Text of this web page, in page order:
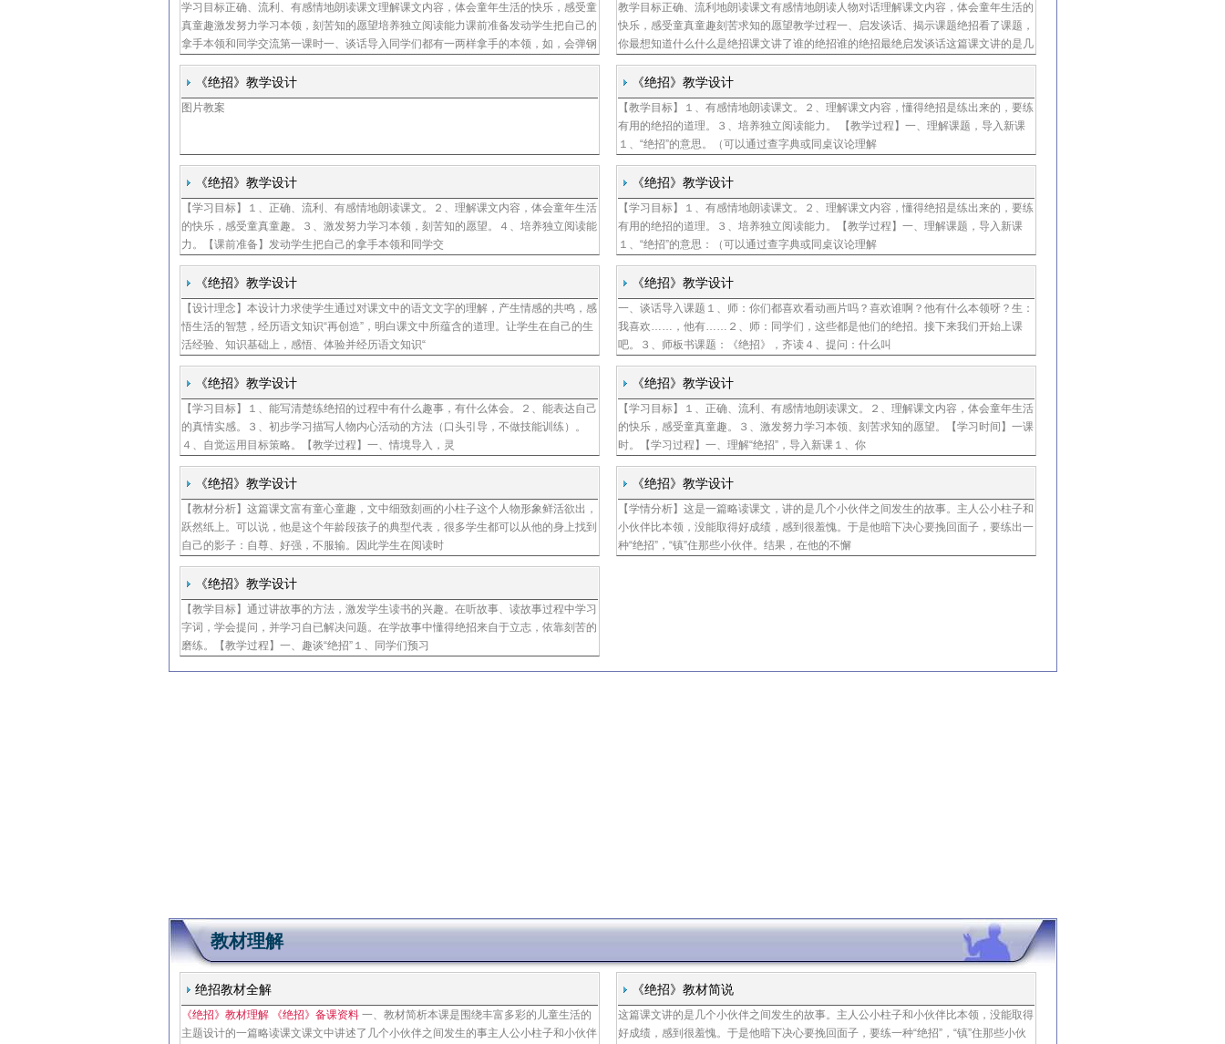
学习目标正确、流利、有感情地朗读课文理解课文内容，体会童年生活的快乐，感受童
真童趣激发努力学习本领，刻苦知的愿望培养独立阅读能力课前准备发动学生把自己的
拿手本领和同学交流第一课时一、谈话导入同学们都有一两样拿手的本领，如，会弹钢
琴、吹笛子、舞蹈、唱歌、做菜、洗衣、武术、甚至其他独特的本领谁能够来现场表演
一下抽生
教学目标正确、流利地朗读课文有感情地朗读人物对话理解课文内容，体会童年生活的
快乐，感受童真童趣刻苦求知的愿望教学过程一、启发谈话、揭示课题绝招看了课题，
你最想知道什么什么是绝招课文讲了谁的绝招谁的绝招最绝启发谈话这篇课文讲的是几
个小伙伴之间发生的故事主人公小柱子和小伙伴比本领，没能取得好成绩，感到很羞愧
于是他暗
《绝招》教学设计
图片教案
《绝招》教学设计
朱宝羡
【教学目标】１、有感情地朗读课文。２、理解课文内容，懂得绝招是练出来的，要练
有用的绝招的道理。３、培养独立阅读能力。 【教学过程】一、理解课题，导入新课
１、“绝招”的意思。（可以通过查字典或同桌议论理解
《绝招》教学设计
白正全
【学习目标】１、正确、流利、有感情地朗读课文。２、理解课文内容，体会童年生活
的快乐，感受童真童趣。３、激发努力学习本领，刻苦知的愿望。４、培养独立阅读能
力。【课前准备】发动学生把自己的拿手本领和同学交
《绝招》教学设计
张琳筠
【学习目标】１、有感情地朗读课文。２、理解课文内容，懂得绝招是练出来的，要练
有用的绝招的道理。３、培养独立阅读能力。【教学过程】一、理解课题，导入新课
１、“绝招”的意思：（可以通过查字典或同桌议论理解
《绝招》教学设计
武宏钧
【设计理念】本设计力求使学生通过对课文中的语文文字的理解，产生情感的共鸣，感
悟生活的智慧，经历语文知识“再创造”，明白课文中所蕴含的道理。让学生在自己的生
活经验、知识基础上，感悟、体验并经历语文知识“
《绝招》教学设计
朱丽燕
一、谈话导入课题１、师：你们都喜欢看动画片吗？喜欢谁啊？他有什么本领呀？生：
我喜欢……，他有……２、师：同学们，这些都是他们的绝招。接下来我们开始上课
吧。３、师板书课题：《绝招》，齐读４、提问：什么叫
《绝招》教学设计
张惠平
【学习目标】１、能写清楚练绝招的过程中有什么趣事，有什么体会。２、能表达自己
的真情实感。３、初步学习描写人物内心活动的方法（口头引导，不做技能训练）。
４、自觉运用目标策略。【教学过程】一、情境导入，灵
《绝招》教学设计
史江萍
【学习目标】１、正确、流利、有感情地朗读课文。２、理解课文内容，体会童年生活
的快乐，感受童真童趣。３、激发努力学习本领、刻苦求知的愿望。【学习时间】一课
时。【学习过程】一、理解“绝招”，导入新课１、你
《绝招》教学设计
张微
【教材分析】这篇课文富有童心童趣，文中细致刻画的小柱子这个人物形象鲜活欲出，
跃然纸上。可以说，他是这个年龄段孩子的典型代表，很多学生都可以从他的身上找到
自己的影子：自尊、好强，不服输。因此学生在阅读时
《绝招》教学设计
程燕语
【学情分析】这是一篇略读课文，讲的是几个小伙伴之间发生的故事。主人公小柱子和
小伙伴比本领，没能取得好成绩，感到很羞愧。于是他暗下决心要挽回面子，要练出一
种“绝招”，“镇”住那些小伙伴。结果，在他的不懈
《绝招》教学设计
杨勇
【教学目标】通过讲故事的方法，激发学生读书的兴趣。在听故事、读故事过程中学习
字词，学会提问，并学习自已解决问题。在学故事中懂得绝招来自于立志，依靠刻苦的
磨练。【教学过程】一、趣谈“绝招”１、同学们预习
教材理解
绝招教材全解
冯瑞芳
《绝招》教材理解 《绝招》备课资料一、教材简析本课是围绕丰富多彩的儿童生活的
主题设计的一篇略读课文课文中讲述了几个小伙伴之间发生的事主人公小柱子和小伙伴
《绝招》教材简说
人民教育出版社课程
这篇课文讲的是几个小伙伴之间发生的故事。主人公小柱子和小伙伴比本领，没能取得
好成绩，感到很羞愧。于是他暗下决心要挽回面子，要练一种“绝招”，“镇”住那些小伙